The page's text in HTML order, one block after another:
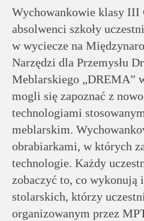
Dla
pracowników
Historia
Wirtualny
spacer
Mapa
strony
Wychowankowie klasy III
absolwenci szkoły
w wyciecze na
Narzędzi dla Przemysłu
Meblarskiego „DREMA”
mogli się zapoznać z
technologiami
meblarskim.
obrabiarkami, w których
technologie. Każdy
zobaczyć to, co wykonują
stolarskich, którzy
organizowanym przez